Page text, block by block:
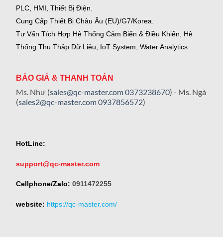
PLC, HMI, Thiết Bị Điện.
Cung Cấp Thiết Bị Châu Âu (EU)/G7/Korea.
Tư Vấn Tích Hợp Hệ Thống Cảm Biến & Điều Khiển, Hệ
Thống Thu Thập Dữ Liệu, IoT System, Water Analytics.
BÁO GIÁ & THANH TOÁN
Ms. Như (sales@qc-master.com0373238670) - Ms. Ngà
(sales2@qc-master.com0937856572)
HotLine:
support@qc-master.com
Cellphone/Zalo: 0911472255
website: https://qc-master.com/